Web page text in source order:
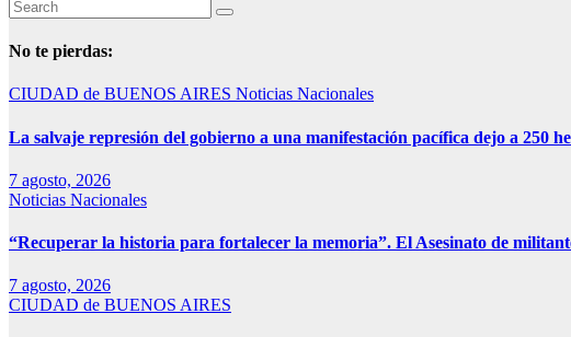
No te pierdas:
CIUDAD de BUENOS AIRES Noticias Nacionales
La salvaje represión del gobierno a una manifestación pacífica dejo a 250
7 agosto, 2026
Noticias Nacionales
“Recuperar la historia para fortalecer la memoria”. El Asesinato de
7 agosto, 2026
CIUDAD de BUENOS AIRES